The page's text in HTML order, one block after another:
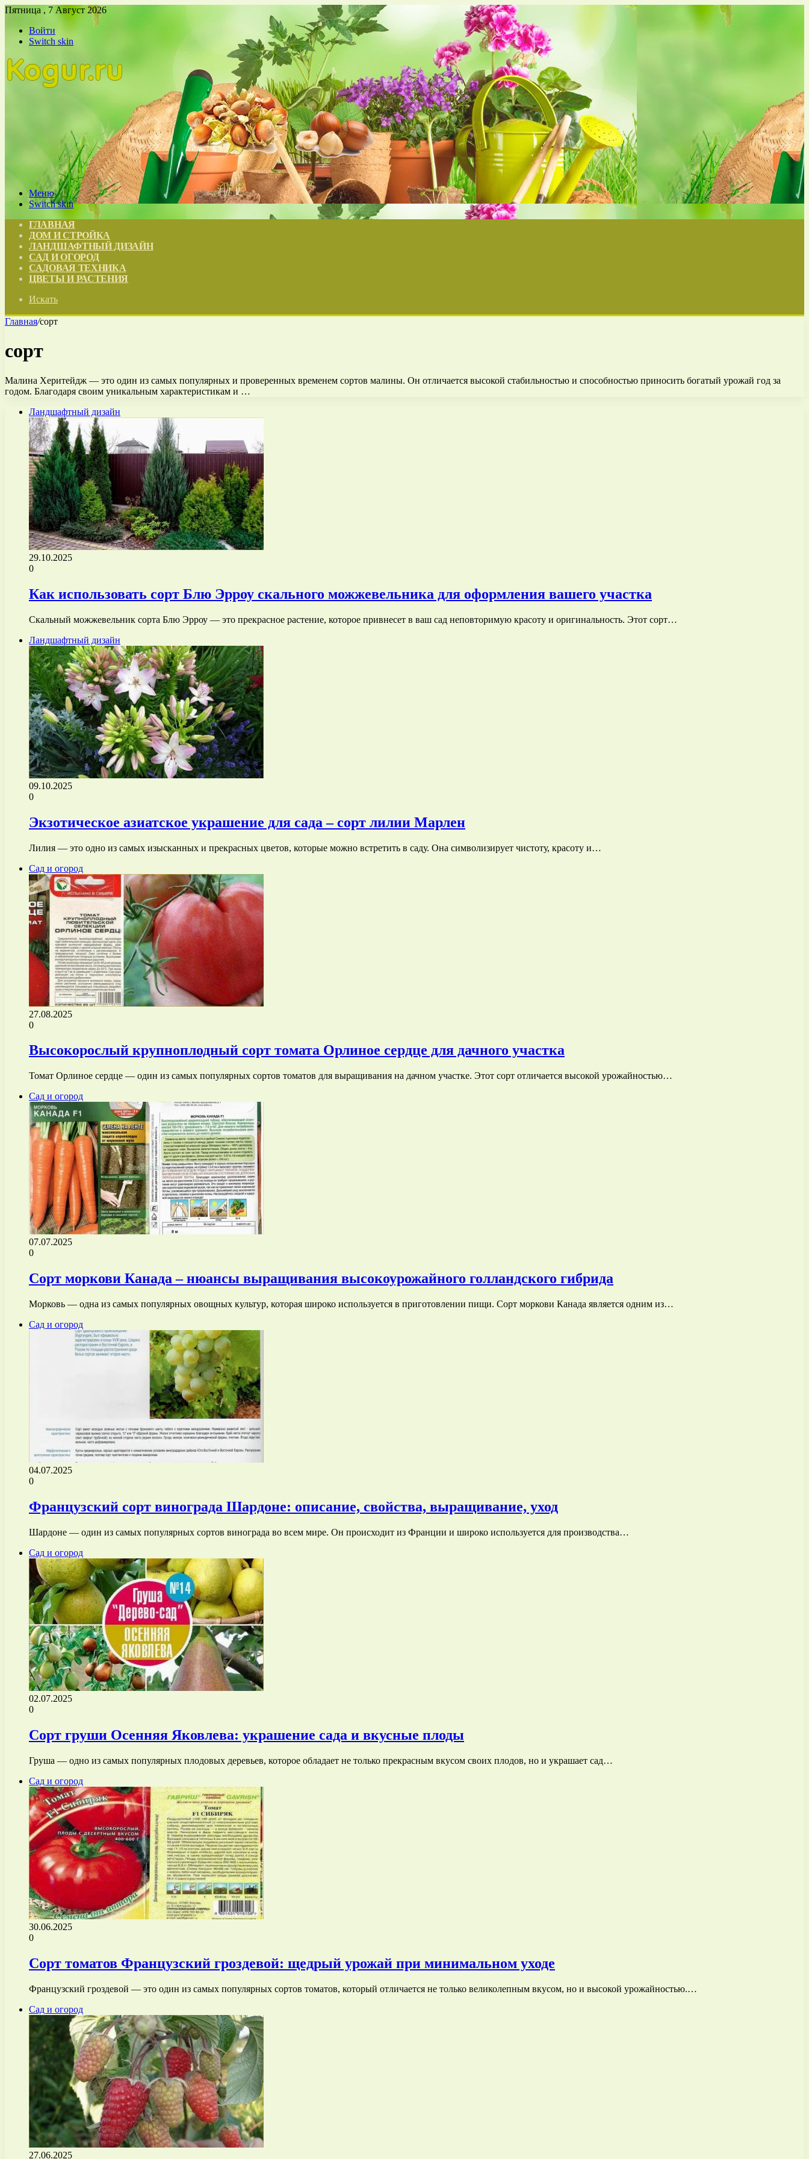
Пятница , 7 Август 2026
Войти
Switch skin
Меню
Switch skin
ГЛАВНАЯ
ДОМ И СТРОЙКА
ЛАНДШАФТНЫЙ ДИЗАЙН
САД И ОГОРОД
САДОВАЯ ТЕХНИКА
ЦВЕТЫ И РАСТЕНИЯ
Искать
Главная/сорт
сорт
Малина Херитейдж — это один из самых популярных и проверенных временем сортов малины. Он отличается высокой стабильностью и способностью приносить богатый урожай год за
годом. Благодаря своим уникальным характеристикам и …
Ландшафтный дизайн
29.10.2025
0
Как использовать сорт Блю Эрроу скального можжевельника для оформления вашего участка
Скальный можжевельник сорта Блю Эрроу — это прекрасное растение, которое привнесет в ваш сад неповторимую красоту и оригинальность. Этот сорт…
Ландшафтный дизайн
09.10.2025
0
Экзотическое азиатское украшение для сада – сорт лилии Марлен
Лилия — это одно из самых изысканных и прекрасных цветов, которые можно встретить в саду. Она символизирует чистоту, красоту и…
Сад и огород
27.08.2025
0
Высокорослый крупноплодный сорт томата Орлиное сердце для дачного участка
Томат Орлиное сердце — один из самых популярных сортов томатов для выращивания на дачном участке. Этот сорт отличается высокой урожайностью…
Сад и огород
07.07.2025
0
Сорт моркови Канада – нюансы выращивания высокоурожайного голландского гибрида
Морковь — одна из самых популярных овощных культур, которая широко используется в приготовлении пищи. Сорт моркови Канада является одним из…
Сад и огород
04.07.2025
0
Французский сорт винограда Шардоне: описание, свойства, выращивание, уход
Шардоне — один из самых популярных сортов винограда во всем мире. Он происходит из Франции и широко используется для производства…
Сад и огород
02.07.2025
0
Сорт груши Осенняя Яковлева: украшение сада и вкусные плоды
Груша — одно из самых популярных плодовых деревьев, которое обладает не только прекрасным вкусом своих плодов, но и украшает сад…
Сад и огород
30.06.2025
0
Сорт томатов Французский гроздевой: щедрый урожай при минимальном уходе
Французский гроздевой — это один из самых популярных сортов томатов, который отличается не только великолепным вкусом, но и высокой урожайностью.…
Сад и огород
27.06.2025